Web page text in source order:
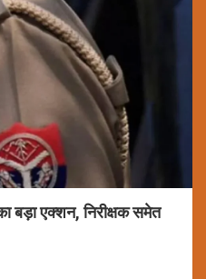
बड़ा एक्शन, निरीक्षक समेत